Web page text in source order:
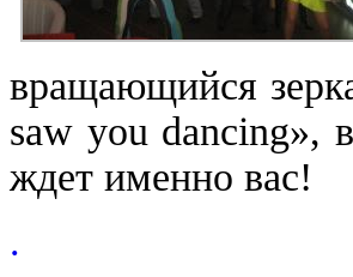
вращающийся
saw you dancing»,
ждет именно вас!
.